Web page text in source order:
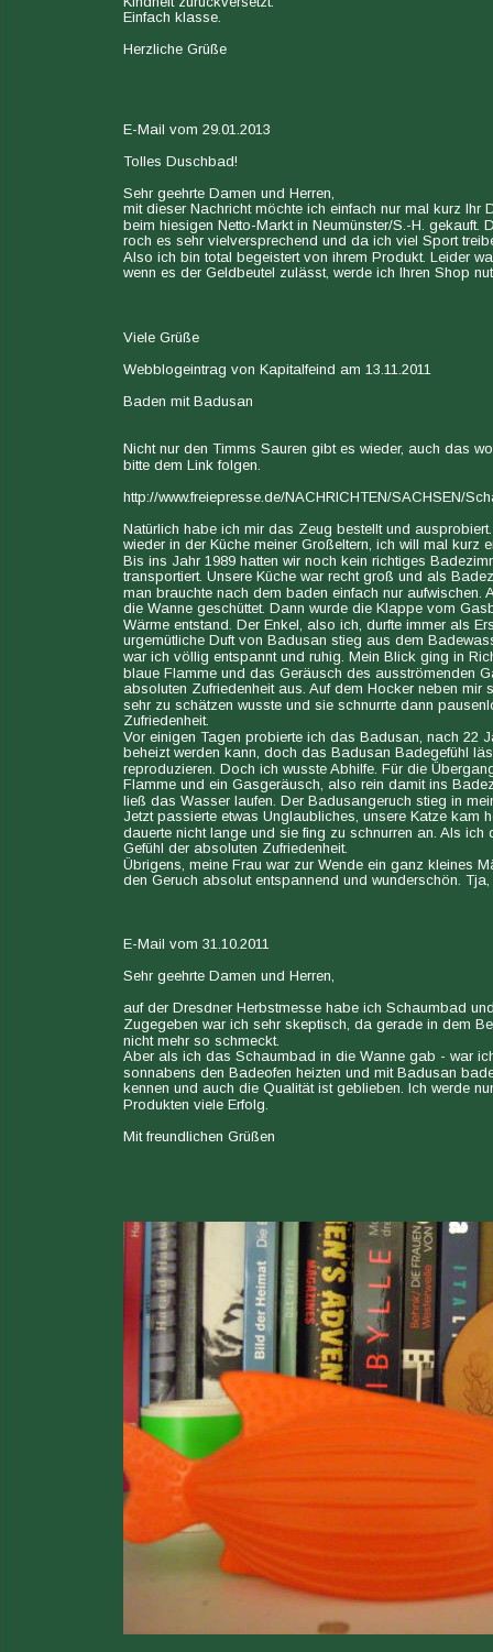
Einfach klasse.
Herzliche Grüße
E-Mail vom 29.01.2013
Tolles Duschbad!
Sehr geehrte Damen und Herren,
mit dieser Nachricht möchte ich einfach nur mal kurz
beim hiesigen Netto-Markt in Neumünster/S.-H.
roch es sehr vielversprechend und da ich viel Sport
Also ich bin total begeistert von ihrem Produkt. Leider
wenn es der Geldbeutel zulässt, werde ich Ihren Shop
Viele Grüße
Webblogeintrag von Kapitalfeind am 13.11.2011
Baden mit Badusan
Nicht nur den Timms Sauren gibt es wieder, auch das
bitte dem Link folgen.
http://www.freiepresse.de/NACHRICHTEN/SACHSEN/
Natürlich habe ich mir das Zeug bestellt und
wieder in der Küche meiner Großeltern, ich will mal kurz
Bis ins Jahr 1989 hatten wir noch kein richtiges
transportiert. Unsere Küche war recht groß und als
man brauchte nach dem baden einfach nur
die Wanne geschüttet. Dann wurde die Klappe vom
Wärme entstand. Der Enkel, also ich, durfte immer als
urgemütliche Duft von Badusan stieg aus dem
war ich völlig entspannt und ruhig. Mein Blick ging in
blaue Flamme und das Geräusch des ausströmenden
absoluten Zufriedenheit aus. Auf dem Hocker neben
sehr zu schätzen wusste und sie schnurrte dann
Zufriedenheit.
Vor einigen Tagen probierte ich das Badusan, nach 22
beheizt werden kann, doch das Badusan Badegefühl
reproduzieren. Doch ich wusste Abhilfe. Für die
Flamme und ein Gasgeräusch, also rein damit ins
ließ das Wasser laufen. Der Badusangeruch stieg in
Jetzt passierte etwas Unglaubliches, unsere Katze
dauerte nicht lange und sie fing zu schnurren an. Als
Gefühl der absoluten Zufriedenheit.
Übrigens, meine Frau war zur Wende ein ganz kleines
den Geruch absolut entspannend und wunderschön.
E-Mail vom 31.10.2011
Sehr geehrte Damen und Herren,
auf der Dresdner Herbstmesse habe ich Schaumbad
Zugegeben war ich sehr skeptisch, da gerade in dem
nicht mehr so schmeckt.
Aber als ich das Schaumbad in die Wanne gab - war
sonnabens den Badeofen heizten und mit Badusan
kennen und auch die Qualität ist geblieben. Ich werde
Produkten viele Erfolg.
Mit freundlichen Grüßen